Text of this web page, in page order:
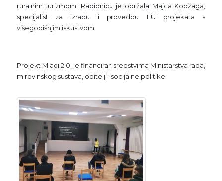
ruralnim turizmom. Radionicu je održala Majda Kodžaga,
specijalist za izradu i provedbu EU projekata s
višegodišnjim iskustvom.
Projekt Mladi 2.0. je financiran sredstvima Ministarstva rada,
mirovinskog sustava, obitelji i socijalne politike.